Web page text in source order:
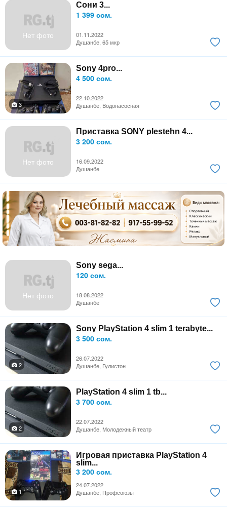
Нет фото
Сони 3...
1 399 сом.
01.11.2022
Душанбе, 65 мкр
Sony 4pro...
4 500 сом.
22.10.2022
3
Душанбе, Водонасосная
Нет фото
Приставка SONY plestehn 4...
3 200 сом.
16.09.2022
Душанбе
Нет фото
Sony sega...
120 сом.
18.08.2022
Душанбе
Sony PlayStation 4 slim 1 terabyte...
3 500 сом.
26.07.2022
2
Душанбе, Гулистон
PlayStation 4 slim 1 tb...
3 700 сом.
22.07.2022
2
Душанбе, Молодежный театр
Игровая приставка PlayStation 4
slim...
3 200 сом.
24.07.2022
1
Душанбе, Профсоюзы